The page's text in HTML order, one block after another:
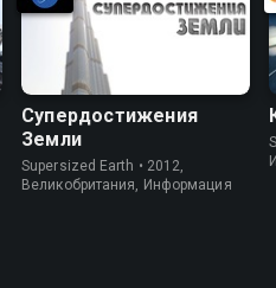
Супердостижения
Земли
Supersized Earth • 2012,
Великобритания, Информация